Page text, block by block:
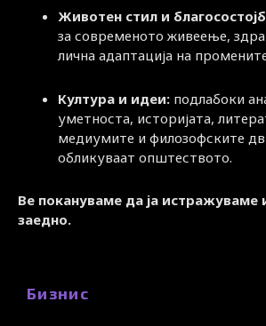
Животен стил и
за современото живеење,
лична адаптација на
Култура и идеи: подлабоки
уметноста, историјата,
медиумите и филозофските
обликуваат општеството.
Ве покануваме да ја истражуваме
заедно.
Бизнис